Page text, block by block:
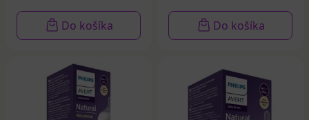
Do košíka Do košíka